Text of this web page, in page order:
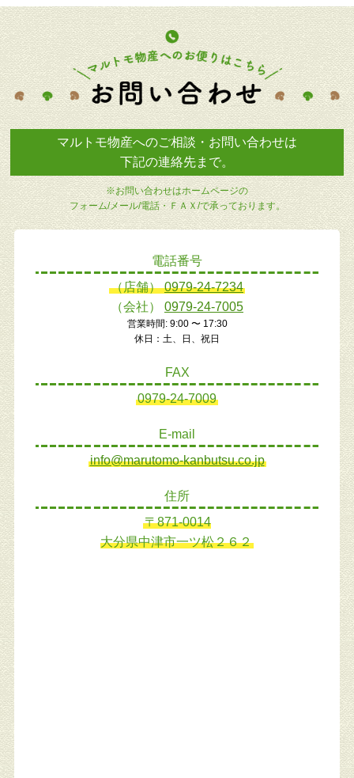
マルトモ物産へのご相談・お問い合わせは
下記の連絡先まで。
※お問い合わせはホームページの
フォーム/メール/電話・ＦＡＸ/で承っております。
電話番号
（店舗）0979-24-7234
（会社） 0979-24-7005
営業時間: 9:00 〜 17:30
休日：土、日、祝日
FAX
0979-24-7009
E-mail
info@marutomo-kanbutsu.co.jp
住所
〒871-0014
大分県中津市一ツ松２６２